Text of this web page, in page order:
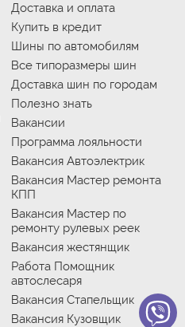
Доставка и оплата
Купить в кредит
Шины по автомобилям
Все типоразмеры шин
Доставка шин по городам
Полезно знать
Вакансии
Программа лояльности
Вакансия Автоэлектрик
Вакансия Мастер ремонта
КПП
Вакансия Мастер по
ремонту рулевых реек
Вакансия жестянщик
Работа Помощник
автослесаря
Вакансия Стапельщик
Вакансия Кузовщик